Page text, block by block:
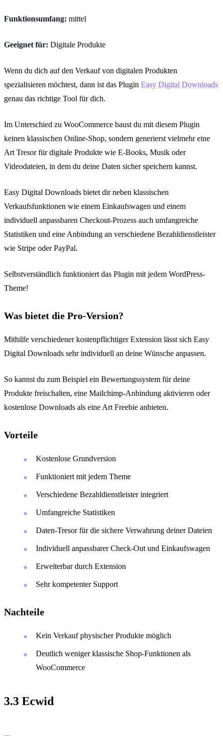
Funktionsumfang: mittel
Geeignet für: Digitale Produkte
Wenn du dich auf den Verkauf von digitalen Produkten
spezialisieren möchtest, dann ist das Plugin Easy Digital Downloads
genau das richtige Tool für dich.
Im Unterschied zu WooCommerce baust du mit diesem Plugin
keinen klassischen Online-Shop, sondern generierst vielmehr eine
Art Tresor für digitale Produkte wie E-Books, Musik oder
Videodateien, in dem du deine Daten sicher speichern kannst.
Easy Digital Downloads bietet dir neben klassischen
Verkaufsfunktionen wie einem Einkaufswagen und einem
individuell anpassbaren Checkout-Prozess auch umfangreiche
Statistiken und eine Anbindung an verschiedene Bezahldienstleister
wie Stripe oder PayPal.
Selbstverständlich funktioniert das Plugin mit jedem WordPress-
Theme!
Was bietet die Pro-Version?
Mithilfe verschiedener kostenpflichtiger Extension lässt sich Easy
Digital Downloads sehr individuell an deine Wünsche anpassen.
So kannst du zum Beispiel ein Bewertungssystem für deine
Produkte freischalten, eine Mailchimp-Anbindung aktivieren oder
kostenlose Downloads als eine Art Freebie anbieten.
Vorteile
Kostenlose Grundversion
Funktioniert mit jedem Theme
Verschiedene Bezahldienstleister integriert
Umfangreiche Statistiken
Daten-Tresor für die sichere Verwahrung deiner Dateien
Individuell anpassbarer Check-Out und Einkaufswagen
Erweiterbar durch Extension
Sehr kompetenter Support
Nachteile
Kein Verkauf physischer Produkte möglich
Deutlich weniger klassische Shop-Funktionen als
WooCommerce
3.3 Ecwid